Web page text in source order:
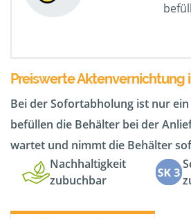
Preiswerte Aktenvernichtung
Bei der Sofortabholung ist nur
befüllen die Behälter bei der
wartet und nimmt die Behälter
Nachhaltigkeit
zubuchbar